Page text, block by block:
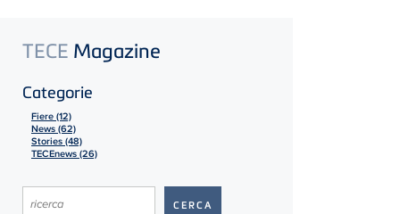
TECE Magazine
Categorie
Fiere (12)
News (62)
Stories (48)
TECEnews (26)